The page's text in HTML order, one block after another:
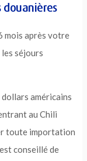
mois après votre
les séjours
américains
au Chili
toute importation
conseillé de